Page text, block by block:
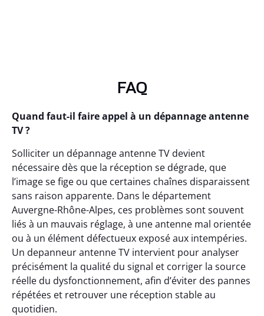
FAQ
Quand faut-il faire appel à un dépannage antenne
TV ?
Solliciter un dépannage antenne TV devient
nécessaire dès que la réception se dégrade, que
l’image se fige ou que certaines chaînes disparaissent
sans raison apparente. Dans le département
Auvergne-Rhône-Alpes, ces problèmes sont souvent
liés à un mauvais réglage, à une antenne mal orientée
ou à un élément défectueux exposé aux intempéries.
Un depanneur antenne TV intervient pour analyser
précisément la qualité du signal et corriger la source
réelle du dysfonctionnement, afin d’éviter des pannes
répétées et retrouver une réception stable au
quotidien.